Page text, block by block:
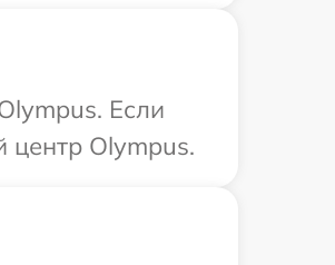
Если
центр Olympus.